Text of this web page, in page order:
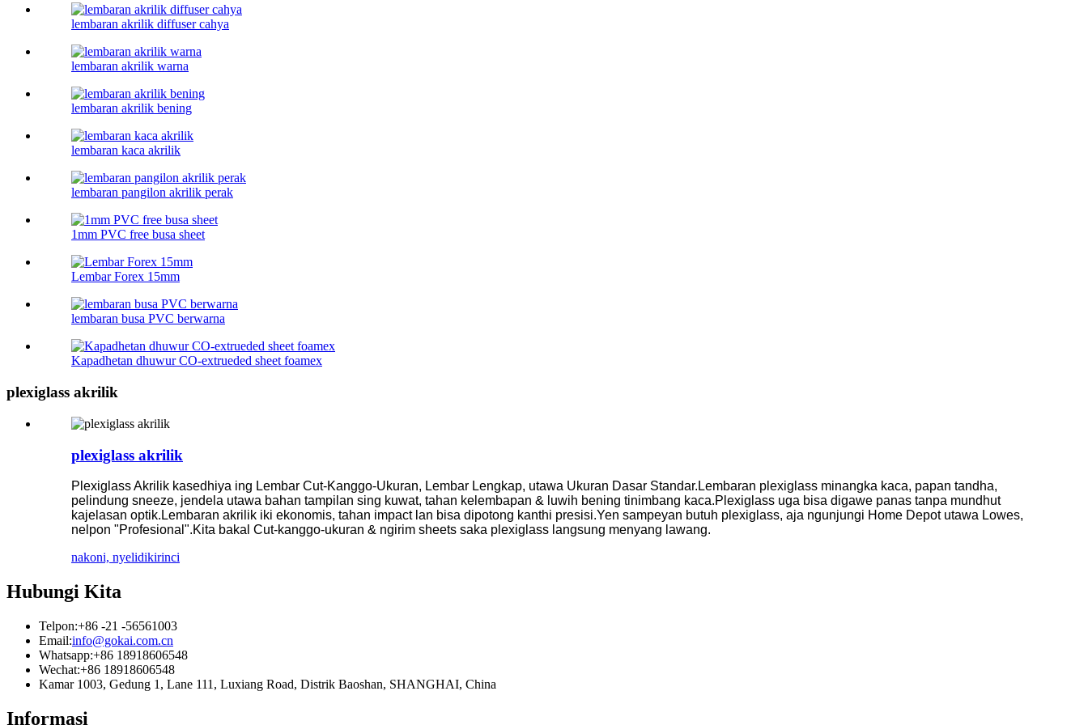
lembaran akrilik diffuser cahya
lembaran akrilik warna
lembaran akrilik bening
lembaran kaca akrilik
lembaran pangilon akrilik perak
1mm PVC free busa sheet
Lembar Forex 15mm
lembaran busa PVC berwarna
Kapadhetan dhuwur CO-extrueded sheet foamex
plexiglass akrilik
plexiglass akrilik
Plexiglass Akrilik kasedhiya ing Lembar Cut-Kanggo-Ukuran, Lembar Lengkap, utawa Ukuran Dasar Standar.Lembaran plexiglass minangka kaca, papan tandha,
pelindung sneeze, jendela utawa bahan tampilan sing kuwat, tahan kelembapan & luwih bening tinimbang kaca.Plexiglass uga bisa digawe panas tanpa mundhut
kajelasan optik.Lembaran akrilik iki ekonomis, tahan impact lan bisa dipotong kanthi presisi.Yen sampeyan butuh plexiglass, aja ngunjungi Home Depot utawa Lowes,
nelpon "Profesional".Kita bakal Cut-kanggo-ukuran & ngirim sheets saka plexiglass langsung menyang lawang.
nakoni, nyelidikirinci
Hubungi Kita
Telpon:+86 -21 -56561003
Email:info@gokai.com.cn
Whatsapp:+86 18918606548
Wechat:+86 18918606548
Kamar 1003, Gedung 1, Lane 111, Luxiang Road, Distrik Baoshan, SHANGHAI, China
Informasi